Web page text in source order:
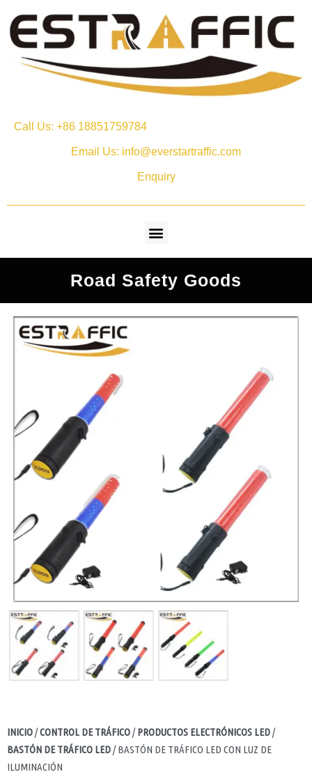
Call Us: +86 18851759784
Email Us: info@everstartraffic.com
Enquiry
Road Safety Goods
INICIO/CONTROL DE TRÁFICO/PRODUCTOS ELECTRÓNICOS LED/
BASTÓN DE TRÁFICO LED/ BASTÓN DE TRÁFICO LED CON LUZ DE
ILUMINACIÓN